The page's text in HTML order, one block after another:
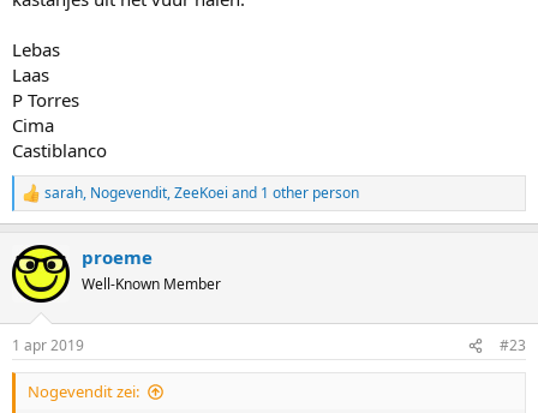
Lebas
Laas
P Torres
Cima
Castiblanco
R
e
c
t
i
s
:
sarah, Nogevendit,ZeeKoei and 1 other person
proeme
Well-Known Member
1 apr 2019 #23
Nogevendit zei: